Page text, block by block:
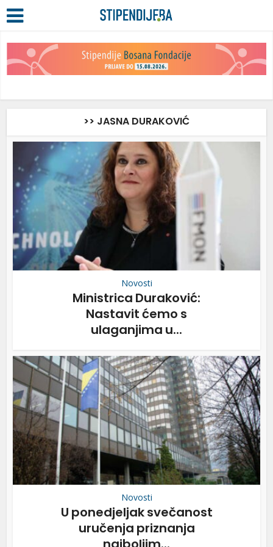
>> JASNA DURAKOVIĆ
Novosti
Ministrica Duraković:
Nastavit ćemo s
ulaganjima u...
Novosti
U ponedjeljak svečanost
uručenja priznanja